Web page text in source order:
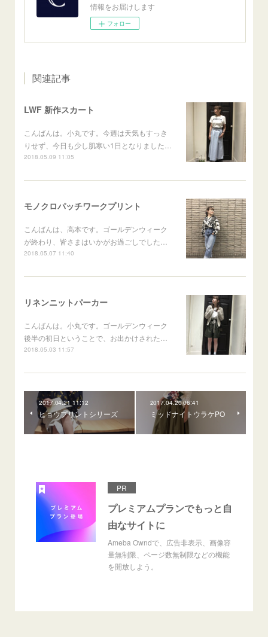
情報をお届けします
フォロー
関連記事
LWF 新作スカート
こんばんは。小丸です。今週は天気もすっき
りせず、今日も少し肌寒い1日となりました…
2018.05.09 11:05
モノクロパッチワークプリント
こんばんは、高本です。ゴールデンウィーク
が終わり、皆さまはいかがお過ごしでした…
2018.05.07 11:40
リネンニットパーカー
こんばんは。小丸です。ゴールデンウィーク
後半の初日ということで、お出かけされた…
2018.05.03 11:57
2017.04.21 11:12
ヒョウプリントシリーズ
2017.04.20 06:41
ミッドナイトウラケPO
PR
プレミアムプランでもっと自
由なサイトに
Ameba Owndで、広告非表示、画像容
量無制限、ページ数無制限などの機能
を開放しよう。